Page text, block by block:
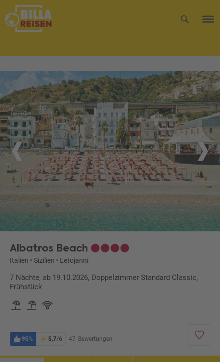
Albatros Beach
Italien • Sizilien • Letojanni
7 Nächte, ab 19.10.2026, Doppelzimmer Standard Classic,
Frühstück
95% 5,7/6 47 Bewertungen